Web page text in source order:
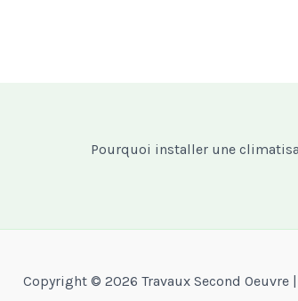
Copyright © 2026 Travaux Second Oeuvre |